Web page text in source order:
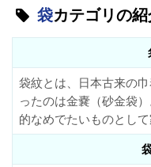
袋カテゴリの
袋紋とは、日本古来の
ったのは金嚢（砂金袋
的なめでたいものとして